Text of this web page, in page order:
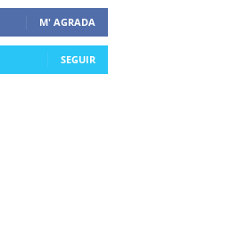
M' AGRADA
SEGUIR